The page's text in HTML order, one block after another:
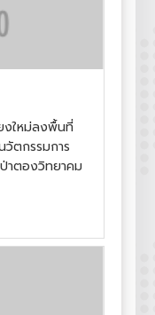
งใหม่ลงพื้นที่
วัตกรรมการ
าตองวิทยาคม